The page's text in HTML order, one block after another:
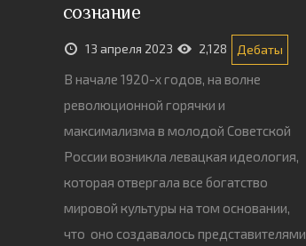
сознание
13 апреля 2023 2,128 Дебаты
В начале 1920-х годов, на волне
революционной горячки и
максимализма в молодой Советской
России возникла левацкая идеология,
которая отвергала все богатство
мировой культуры на том основании,
что оно создавалось представителями